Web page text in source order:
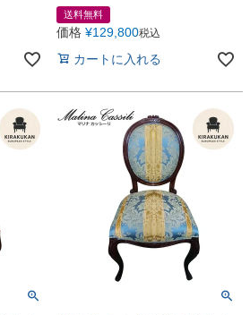
送料無料
価格 ¥129,800税込
カートに入れる